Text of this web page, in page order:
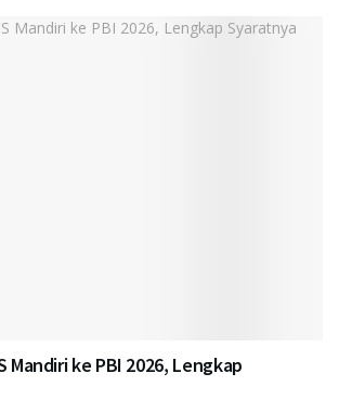
Mandiri ke PBI 2026, Lengkap